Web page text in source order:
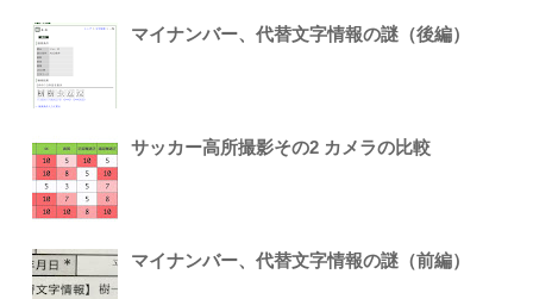
マイナンバー、代替文字情報の謎（後編）
サッカー高所撮影その2 カメラの比較
マイナンバー、代替文字情報の謎（前編）